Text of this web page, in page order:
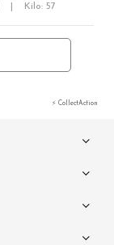
Kilo: 57
⚡ CollectAction